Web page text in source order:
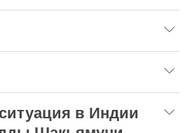
в Индии